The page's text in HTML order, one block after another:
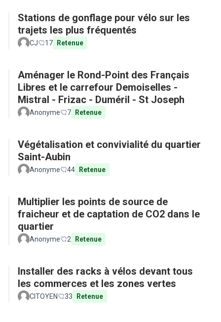
Stations de gonflage pour vélo sur les
trajets les plus fréquentés
CJ 17 Retenue
Aménager le Rond-Point des Français
Libres et le carrefour Demoiselles -
Mistral - Frizac - Duméril - St Joseph
Anonyme 7 Retenue
Végétalisation et convivialité du quartier
Saint-Aubin
Anonyme 44 Retenue
Multiplier les points de source de
fraicheur et de captation de CO2 dans le
quartier
Anonyme 2 Retenue
Installer des racks à vélos devant tous
les commerces et les zones vertes
CITOYEN 33 Retenue